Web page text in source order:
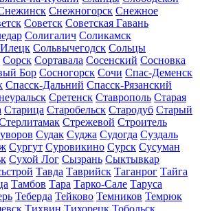
Снежногорск Снежное
Советск Советская Гавань
Солигалич Соликамск
Сольвычегодск Сольцы
Сорск Сортавала Сосенский Сосновка
Бор Сосногорск Сочи Спас-Деменск
Спасск-Дальний Спасск-Рязанский
Сретенск Ставрополь Старая
Старица Старобельск Стародуб Старый
Стрежевой Строитель
Судак Суджа Судогда Суздаль
Сургут Суровикино Сурск Сусуман
Сухой Лог Сызрань Сыктывкар
Тавда Таврийск Таганрог Тайга
Тамбов Тара Тарко-Сале Таруса
Теберда Тейково Темников Темрюк
Тихвин Тихорецк Тобольск